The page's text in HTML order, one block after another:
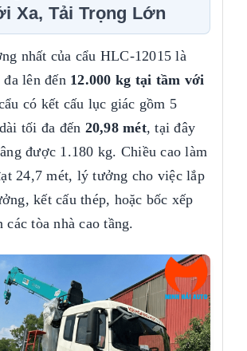
Xa, Tải Trọng Lớn
nhất của cẩu HLC-12015 là
lên đến 12.000 kg tại tầm với
có kết cấu lục giác gồm 5
tối đa đến 20,98 mét, tại đây
được 1.180 kg. Chiều cao làm
24,7 mét, lý tưởng cho việc lắp
kết cấu thép, hoặc bốc xếp
các tòa nhà cao tầng.